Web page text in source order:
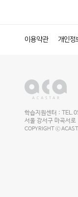
이용약관 개인정
학습지원센터 :
서울 강서구 마곡서
COPYRIGHT ⓒ